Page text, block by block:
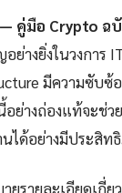
— คู่มือ Crypto ฉ
ย่างยิ่งในวงการ
มีความซับซ้
นี้อย่างถ่องแท้จะ
ได้อย่างมีประสิท
รายละเอียดเกี่ย